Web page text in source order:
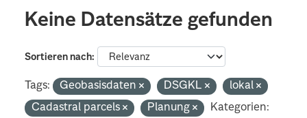
Keine Datensätze gefunden
Sortieren nach
Tags: Geobasisdaten DSGKL
lokal
Cadastral parcels
Planung
Kategorien: